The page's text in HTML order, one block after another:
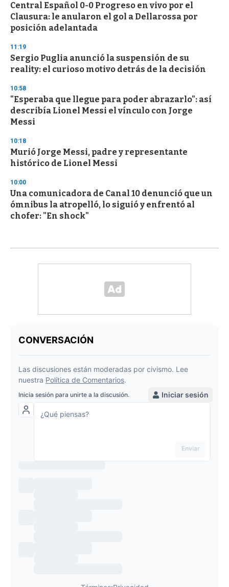
Central Español 0-0 Progreso en vivo por el
Clausura: le anularon el gol a Dellarossa por
posición adelantada
11:19
Sergio Puglia anunció la suspensión de su
reality: el curioso motivo detrás de la decisión
10:58
"Esperaba que llegue para poder abrazarlo": así
describía Lionel Messi el vínculo con Jorge
Messi
10:18
Murió Jorge Messi, padre y representante
histórico de Lionel Messi
10:00
Una comunicadora de Canal 10 denunció que un
ómnibus la atropelló, lo siguió y enfrentó al
chofer: "En shock"